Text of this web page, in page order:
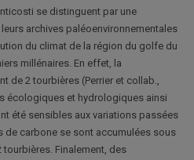
se distinguent par une
archives paléoenvironnementales
du climat de la région du golfe du
millénaires. En effet, la
de 2 tourbières (Perrier et collab.,
écologiques et hydrologiques ainsi
été sensibles aux variations passées
de carbone se sont accumulées sous
Finalement, des